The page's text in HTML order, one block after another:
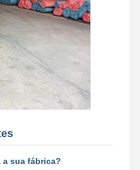
a sua fábrica?